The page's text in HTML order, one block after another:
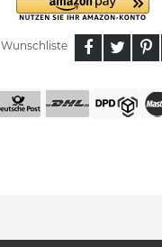
Wunschliste